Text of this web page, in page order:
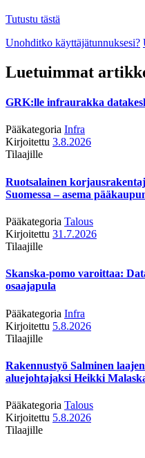
Tutustu tästä
Unohditko käyttäjätunnuksesi?
Luetuimmat
GRK:lle infraurakka
Pääkategoria Infra
Kirjoitettu 3.8.2026
Tilaajille
Ruotsalainen
Suomessa – asema
Pääkategoria Talous
Kirjoitettu 31.7.2026
Tilaajille
Skanska-pomo varoittaa:
osaajapula
Pääkategoria Infra
Kirjoitettu 5.8.2026
Tilaajille
Rakennustyö Salminen
aluejohtajaksi Heikki
Pääkategoria Talous
Kirjoitettu 5.8.2026
Tilaajille